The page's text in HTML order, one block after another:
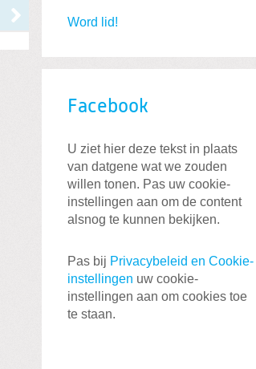
Word lid!
Facebook
U ziet hier deze tekst in plaats
van datgene wat we zouden
willen tonen. Pas uw cookie-
instellingen aan om de content
alsnog te kunnen bekijken.
Pas bij Privacybeleid en Cookie-
instellingen uw cookie-
instellingen aan om cookies toe
te staan.